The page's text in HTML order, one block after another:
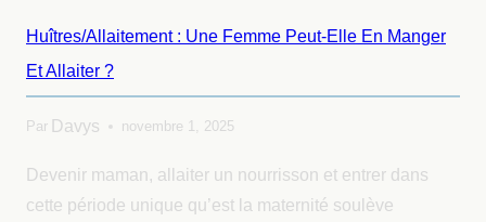
Huîtres/allaitement : Une Femme Peut-Elle En Manger
Et Allaiter ?
Par Davys novembre 1, 2025
Devenir maman, allaiter un nourrisson et entrer dans
cette période unique qu’est la maternité soulève